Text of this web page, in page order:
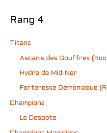
Rang 4
Titans
Ascaris des Gouffres
Hydre de Mid-Nor
Forteresse Démoniaque
Champions
Le Despote